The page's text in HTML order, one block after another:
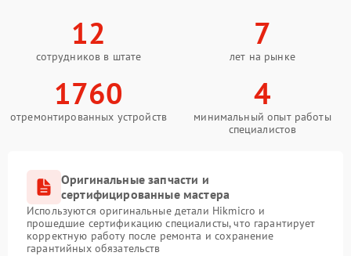
12
сотрудников в штате
7
лет на рынке
1760
отремонтированных устройств
4
минимальный опыт работы
специалистов
Оригинальные запчасти и
сертифицированные мастера
Используются оригинальные детали Hikmicro и
прошедшие сертификацию специалисты, что гарантирует
корректную работу после ремонта и сохранение
гарантийных обязательств